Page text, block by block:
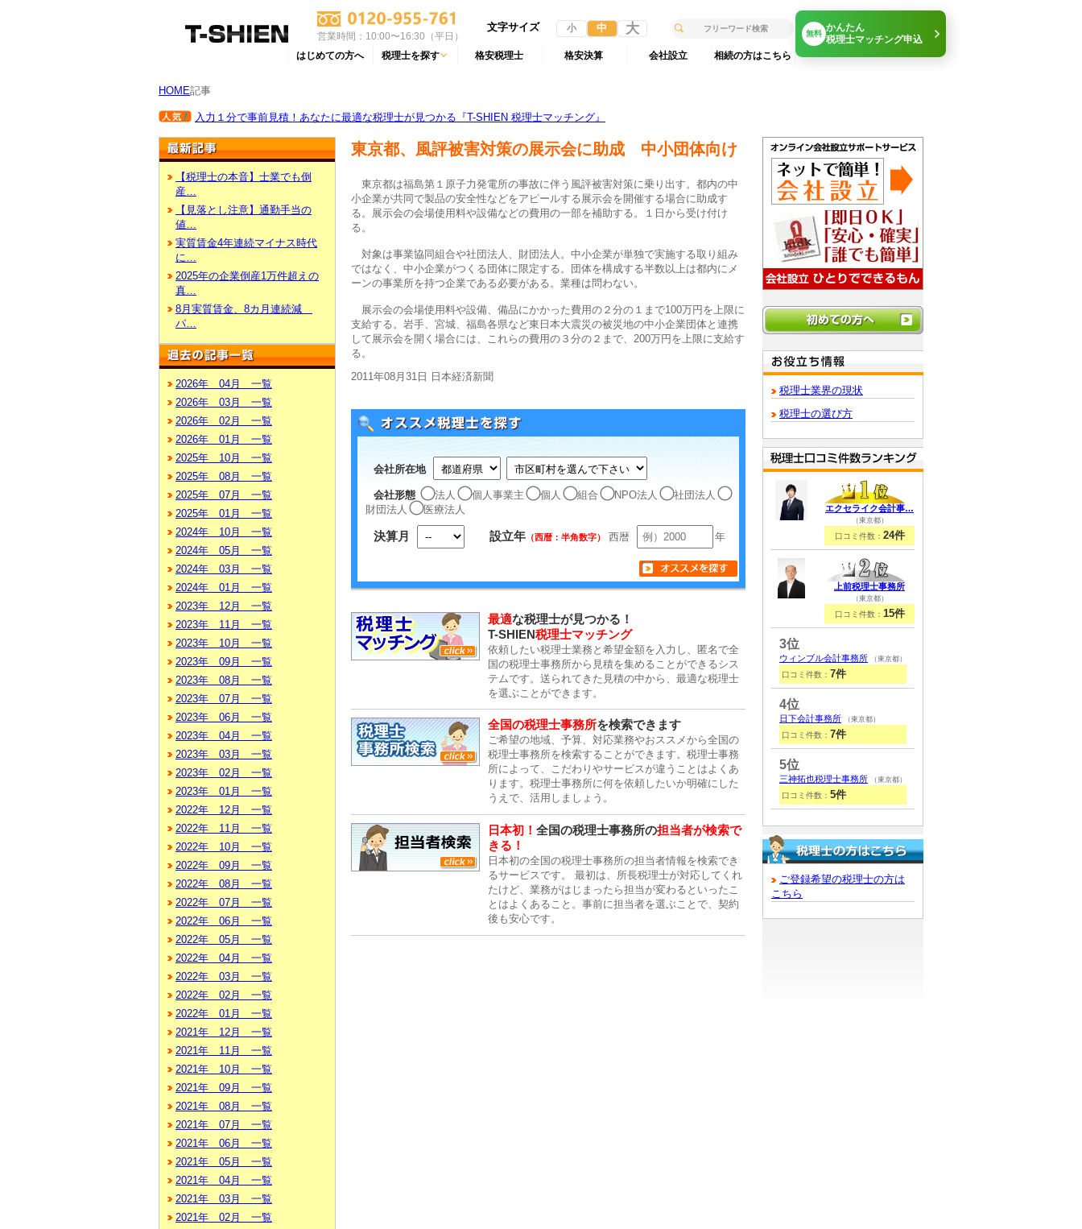
営業時間：10:00〜16:30（平日）
文字サイズ 小 中 大
はじめての方へ 税理士を探す 格安税理士 格安決算 会社設立 相続の方はこちら
無料
かんたん
税理士マッチング申込
HOME記事
入力１分で事前見積！あなたに最適な税理士が見つかる『T-SHIEN 税理士マッチング』
【税理士の本音】士業でも倒
産…
【見落とし注意】通勤手当の
値…
実質賃金4年連続マイナス時代
に…
2025年の企業倒産1万件超えの
真…
8月実質賃金、8カ月連続減
パ…
2026年 04月 一覧
2026年 03月 一覧
2026年 02月 一覧
2026年 01月 一覧
2025年 10月 一覧
2025年 08月 一覧
2025年 07月 一覧
2025年 01月 一覧
2024年 10月 一覧
2024年 05月 一覧
2024年 03月 一覧
2024年 01月 一覧
2023年 12月 一覧
2023年 11月 一覧
2023年 10月 一覧
2023年 09月 一覧
2023年 08月 一覧
2023年 07月 一覧
2023年 06月 一覧
2023年 04月 一覧
2023年 03月 一覧
2023年 02月 一覧
2023年 01月 一覧
2022年 12月 一覧
2022年 11月 一覧
2022年 10月 一覧
2022年 09月 一覧
2022年 08月 一覧
2022年 07月 一覧
2022年 06月 一覧
2022年 05月 一覧
2022年 04月 一覧
2022年 03月 一覧
2022年 02月 一覧
2022年 01月 一覧
2021年 12月 一覧
2021年 11月 一覧
2021年 10月 一覧
2021年 09月 一覧
2021年 08月 一覧
2021年 07月 一覧
2021年 06月 一覧
2021年 05月 一覧
2021年 04月 一覧
2021年 03月 一覧
2021年 02月 一覧
東京都、風評被害対策の展示会に助成 中小団体向け
東京都は福島第１原子力発電所の事故に伴う風評被害対策に乗り出す。都内の中
小企業が共同で製品の安全性などをアピールする展示会を開催する場合に助成す
る。展示会の会場使用料や設備などの費用の一部を補助する。１日から受け付け
る。
対象は事業協同組合や社団法人、財団法人。中小企業が単独で実施する取り組み
ではなく、中小企業がつくる団体に限定する。団体を構成する半数以上は都内にメ
ーンの事業所を持つ企業である必要がある。業種は問わない。
展示会の会場使用料や設備、備品にかかった費用の２分の１まで100万円を上限に
支給する。岩手、宮城、福島各県など東日本大震災の被災地の中小企業団体と連携
して展示会を開く場合には、これらの費用の３分の２まで、200万円を上限に支給す
る。
2011年08月31日 日本経済新聞
会社所在地
会社形態 法人 個人事業主 個人 組合 NPO法人
社団法人
財団法人
医療法人
決算月 設立年 （西暦：半角数字） 西暦 年
最適な税理士が見つかる！
T-SHIEN税理士マッチング
依頼したい税理士業務と希望金額を入力し、匿名で全
国の税理士事務所から見積を集めることができるシス
テムです。送られてきた見積の中から、最適な税理士
を選ぶことができます。
全国の税理士事務所を検索できます
ご希望の地域、予算、対応業務やおススメから全国の
税理士事務所を検索することができます。税理士事務
所によって、こだわりやサービスが違うことはよくあ
ります。税理士事務所に何を依頼したいか明確にした
うえで、活用しましょう。
日本初！ 全国の税理士事務所の担当者が検索で
きる！
日本初の全国の税理士事務所の担当者情報を検索でき
るサービスです。 最初は、所長税理士が対応してくれ
たけど、業務がはじまったら担当が変わるといったこ
とはよくあること。事前に担当者を選ぶことで、契約
後も安心です。
税理士業界の現状
税理士の選び方
エクセライク会計事…
（東京都）
口コミ件数： 24件
上前税理士事務所
（東京都）
口コミ件数： 15件
3位
ウィンブル会計事務所 （東京都）
口コミ件数： 7件
4位
日下会計事務所 （東京都）
口コミ件数： 7件
5位
三神拓也税理士事務所 （東京都）
口コミ件数： 5件
ご登録希望の税理士の方は
こちら